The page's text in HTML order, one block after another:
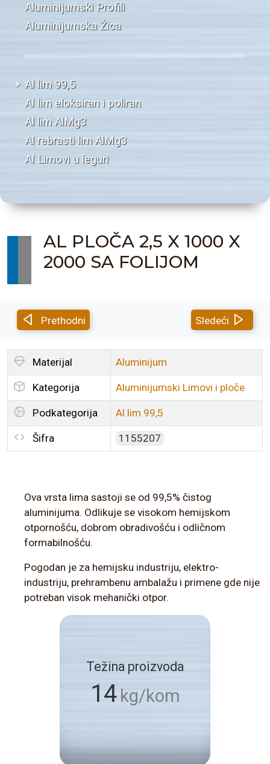
Aluminijumski Profili
Aluminijumska Žica
Al lim 99,5
Al lim eloksiran i poliran
Al lim AlMg3
Al rebrasti lim AlMg3
Al Limovi u leguri
AL PLOČA 2,5 X 1000 X
2000 SA FOLIJOM
Prethodni Sledeći
Materijal Aluminijum
Kategorija Aluminijumski Limovi i ploče
Podkategorija Al lim 99,5
Šifra 1155207
Ova vrsta lima sastoji se od 99,5% čistog
aluminijuma. Odlikuje se visokom hemijskom
otpornošću, dobrom obradivošću i odličnom
formabilnošću.
Pogodan je za hemijsku industriju, elektro-
industriju, prehrambenu ambalažu i primene gde nije
potreban visok mehanički otpor.
Težina proizvoda
14 kg/kom